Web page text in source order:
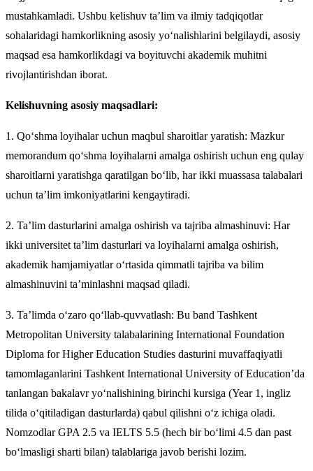
mustahkamladi. Ushbu kelishuv ta’lim va ilmiy tadqiqotlar
sohalaridagi hamkorlikning asosiy yo‘nalishlarini belgilaydi, asosiy
maqsad esa hamkorlikdagi va boyituvchi akademik muhitni
rivojlantirishdan iborat.
Kelishuvning asosiy maqsadlari:
1. Qo‘shma loyihalar uchun maqbul sharoitlar yaratish: Mazkur
memorandum qo‘shma loyihalarni amalga oshirish uchun eng qulay
sharoitlarni yaratishga qaratilgan bo‘lib, har ikki muassasa talabalari
uchun ta’lim imkoniyatlarini kengaytiradi.
2. Ta’lim dasturlarini amalga oshirish va tajriba almashinuvi: Har
ikki universitet ta’lim dasturlari va loyihalarni amalga oshirish,
akademik hamjamiyatlar o‘rtasida qimmatli tajriba va bilim
almashinuvini ta’minlashni maqsad qiladi.
3. Ta’limda o‘zaro qo‘llab-quvvatlash: Bu band Tashkent
Metropolitan University talabalarining International Foundation
Diploma for Higher Education Studies dasturini muvaffaqiyatli
tamomlaganlarini Tashkent International University of Education’da
tanlangan bakalavr yo‘nalishining birinchi kursiga (Year 1, ingliz
tilida o‘qitiladigan dasturlarda) qabul qilishni o‘z ichiga oladi.
Nomzodlar GPA 2.5 va IELTS 5.5 (hech bir bo‘limi 4.5 dan past
bo‘lmasligi sharti bilan) talablariga javob berishi lozim.